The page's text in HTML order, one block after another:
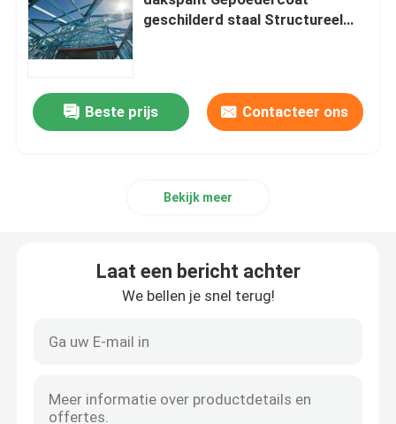
Ruimtekaderknoop
aluminiumgordijngevel
Het Dakraam van de dakkoepel
geschilderd staal Structureel
Beste prijs Contacteer ons
Bekijk meer
Laat een bericht achter
We bellen je snel terug!